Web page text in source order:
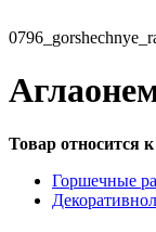
Товар относится
Горшечные